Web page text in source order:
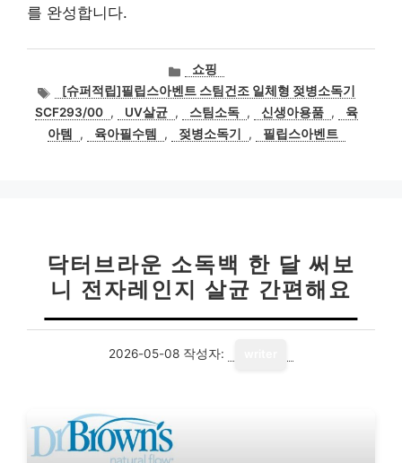
를 완성합니다.
카
테
고
리
쇼핑
태
그
[슈퍼적립]필립스아벤트 스팀건조 일체형 젖병소독기
SCF293/00 , UV살균 , 스팀소독 , 신생아용품 ,
육
아템
, 육아필수템 , 젖병소독기 , 필립스아벤트
닥터브라운 소독백 한 달 써보
니 전자레인지 살균 간편해요
2026-05-08 작성자: